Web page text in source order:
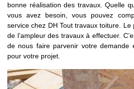
bonne réalisation des travaux. Quelle
vous avez besoin, vous pouvez
service chez DH Tout travaux toiture.
de l’ampleur des travaux à effectuer.
de nous faire parvenir votre demande
pour votre projet.